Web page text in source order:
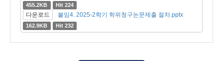
455.2KB Hit 224
다운로드 붙임4. 2025-2학기 학위청구논문제출 절차.pptx
162.9KB Hit 232